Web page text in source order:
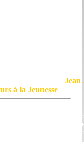
Jean
à la Jeunesse
pas faire écho, de notre
imbéciles et aux